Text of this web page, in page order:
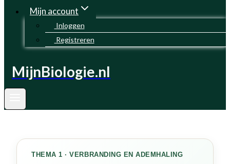
Mijn account
Inloggen
Registreren
MijnBiologie.nl
THEMA 1 · VERBRANDING EN ADEMHALING